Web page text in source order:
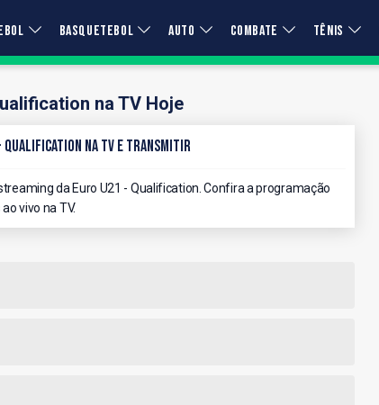
BASQUETEBOL AUTO COMBATE TÊNIS
na TV Hoje
Qualification na TV e Transmitir
da Euro U21 - Qualification. Confira a programação
vivo na TV.